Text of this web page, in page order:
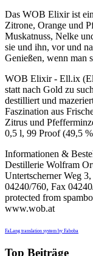
Das WOB Elixir ist
Zitrone, Orange und
Muskatnuss, Nelke
sie und ihn, vor und
Genießen, wenn man
WOB Elixir - Ell.ix
statt nach Gold zu
destilliert und
Faszination aus
Zitrus und
0,5 l, 99 Proof (49,5
Informationen &
Destillerie Wolfram
Untertscherner Weg
04240/760, Fax
protected from
www.wob.at
FaLang translation system by Faboba
Top Beiträge